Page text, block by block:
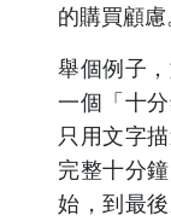
的購買顧慮
舉個例子
一個「十
只用文字
完整十分
始，到最